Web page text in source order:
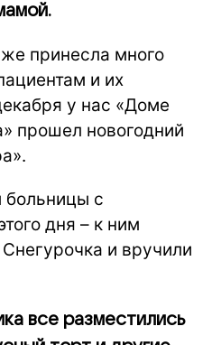
принесла много
и их
у нас «Доме
прошел новогодний
больницы с
дня – к ним
и вручили
все разместились